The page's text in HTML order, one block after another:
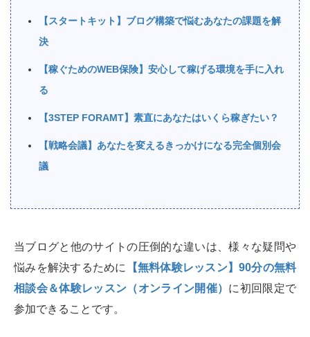
【スタートキット】ブログ構築で悩むあなたの課題を解
決
【稼ぐためのWEB保険】安心して稼げる環境を手に入れ
る
【3STEP FORAMT】素直にあなたはいくら稼ぎたい？
【戦略会議】あなたを変えるきっかけになる完全個別会
議
当ブログと他のサイトの圧倒的な違いは、様々な疑問や
悩みを解決するために
【無料体験レッスン】90分の無料
相談会＆体験レッスン（オンライン開催） に初回限定で
参加できることです。